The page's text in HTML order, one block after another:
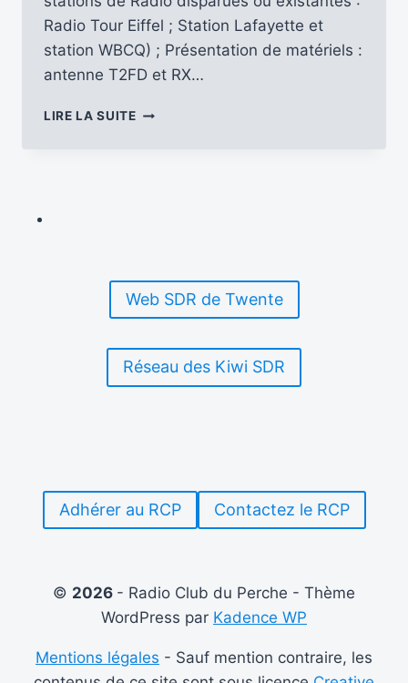
Radio Tour Eiffel ; Station Lafayette et
station WBCQ) ; Présentation de matériels :
antenne T2FD et RX…
LIRE LA SUITELE
Web SDR de Twente
Réseau des Kiwi SDR
Adhérer au RCP Contactez le RCP
© 2026 - Radio Club du Perche - Thème
WordPress par Kadence WP
Mentions légales - Sauf mention contraire, les